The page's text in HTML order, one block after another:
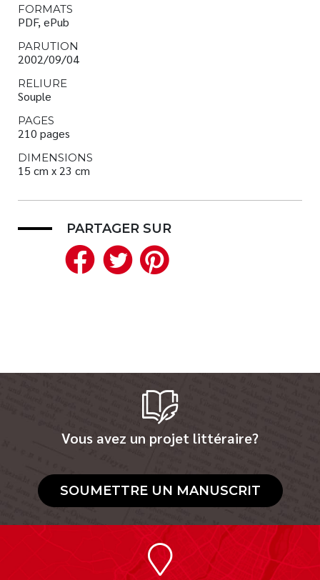
FORMATS
PDF, ePub
PARUTION
2002/09/04
RELIURE
Souple
PAGES
210 pages
DIMENSIONS
15 cm x 23 cm
PARTAGER SUR
Facebook
Twitter
Vous avez un projet littéraire?
SOUMETTRE UN MANUSCRIT